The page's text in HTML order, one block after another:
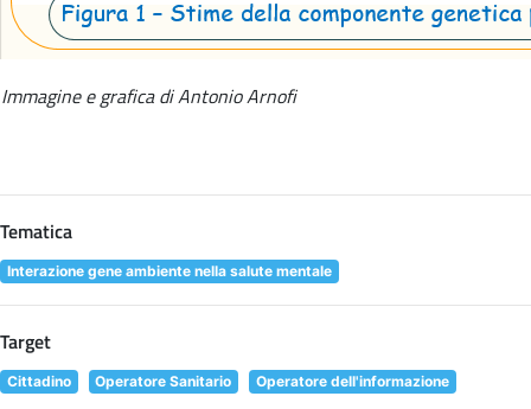
Immagine e grafica di Antonio Arnofi
Tematica
Interazione gene ambiente nella salute mentale
Target
Cittadino Operatore Sanitario Operatore dell'informazione